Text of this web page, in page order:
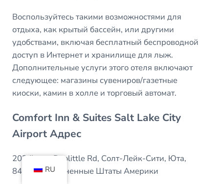
Воспользуйтесь такими возможностями для
отдыха, как крытый бассейн, или другими
удобствами, включая бесплатный беспроводной
доступ в Интернет и хранилище для лыж.
Дополнительные услуги этого отеля включают
следующее: магазины сувениров/газетные
киоски, камин в холле и торговый автомат.
Comfort Inn & Suites Salt Lake City
Airport Адрес
202 Jimmy Doolittle Rd, Солт-Лейк-Сити, Юта,
84116, Соединенные Штаты Америки
RU